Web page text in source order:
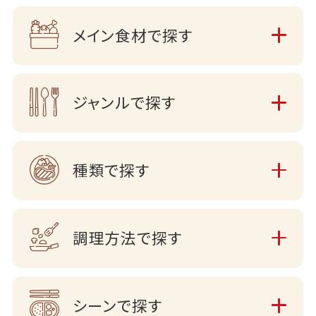
メイン食材で探す
ジャンルで探す
種類で探す
調理方法で探す
シーンで探す